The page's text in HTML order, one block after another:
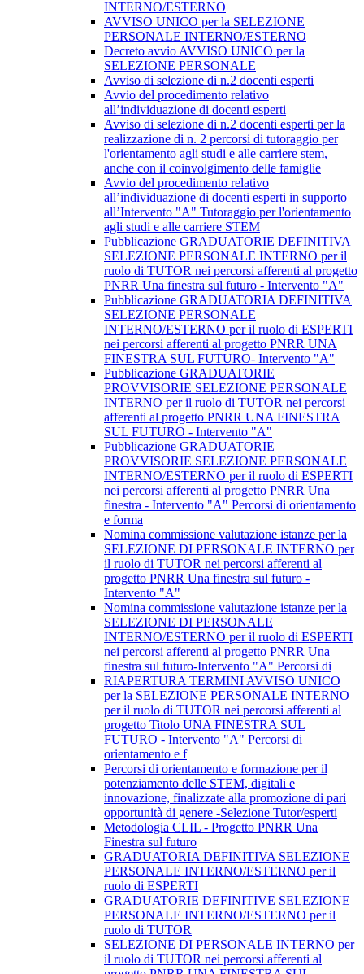
INTERNO/ESTERNO
AVVISO UNICO per la SELEZIONE
PERSONALE INTERNO/ESTERNO
Decreto avvio AVVISO UNICO per la
SELEZIONE PERSONALE
Avviso di selezione di n.2 docenti esperti
Avvio del procedimento relativo
all’individuazione di docenti esperti
Avviso di selezione di n.2 docenti esperti per la
realizzazione di n. 2 percorsi di tutoraggio per
l'orientamento agli studi e alle carriere stem,
anche con il coinvolgimento delle famiglie
Avvio del procedimento relativo
all’individuazione di docenti esperti in supporto
all’Intervento "A" Tutoraggio per l'orientamento
agli studi e alle carriere STEM
Pubblicazione GRADUATORIE DEFINITIVA
SELEZIONE PERSONALE INTERNO per il
ruolo di TUTOR nei percorsi afferenti al progetto
PNRR Una finestra sul futuro - Intervento "A"
Pubblicazione GRADUATORIA DEFINITIVA
SELEZIONE PERSONALE
INTERNO/ESTERNO per il ruolo di ESPERTI
nei percorsi afferenti al progetto PNRR UNA
FINESTRA SUL FUTURO- Intervento "A"
Pubblicazione GRADUATORIE
PROVVISORIE SELEZIONE PERSONALE
INTERNO per il ruolo di TUTOR nei percorsi
afferenti al progetto PNRR UNA FINESTRA
SUL FUTURO - Intervento "A"
Pubblicazione GRADUATORIE
PROVVISORIE SELEZIONE PERSONALE
INTERNO/ESTERNO per il ruolo di ESPERTI
nei percorsi afferenti al progetto PNRR Una
finestra - Intervento "A" Percorsi di orientamento
e forma
Nomina commissione valutazione istanze per la
SELEZIONE DI PERSONALE INTERNO per
il ruolo di TUTOR nei percorsi afferenti al
progetto PNRR Una finestra sul futuro -
Intervento "A"
Nomina commissione valutazione istanze per la
SELEZIONE DI PERSONALE
INTERNO/ESTERNO per il ruolo di ESPERTI
nei percorsi afferenti al progetto PNRR Una
finestra sul futuro-Intervento "A" Percorsi di
RIAPERTURA TERMINI AVVISO UNICO
per la SELEZIONE PERSONALE INTERNO
per il ruolo di TUTOR nei percorsi afferenti al
progetto Titolo UNA FINESTRA SUL
FUTURO - Intervento "A" Percorsi di
orientamento e f
Percorsi di orientamento e formazione per il
potenziamento delle STEM, digitali e
innovazione, finalizzate alla promozione di pari
opportunità di genere -Selezione Tutor/esperti
Metodologia CLIL - Progetto PNRR Una
Finestra sul futuro
GRADUATORIA DEFINITIVA SELEZIONE
PERSONALE INTERNO/ESTERNO per il
ruolo di ESPERTI
GRADUATORIE DEFINITIVE SELEZIONE
PERSONALE INTERNO/ESTERNO per il
ruolo di TUTOR
SELEZIONE DI PERSONALE INTERNO per
il ruolo di TUTOR nei percorsi afferenti al